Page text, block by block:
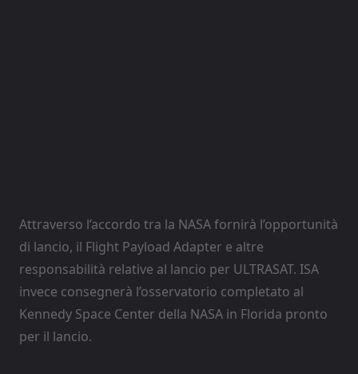
Attraverso l’accordo tra la NASA fornirà l’opportunità
di lancio, il Flight Payload Adapter e altre
responsabilità relative al lancio per ULTRASAT. ISA
invece consegnerà l’osservatorio completato al
Kennedy Space Center della NASA in Florida pronto
per il lancio.